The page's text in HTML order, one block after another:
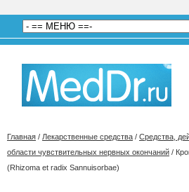
Главная / Лекарственные средства / Средства,
области чувствительных нервных окончаний /
(Rhizoma et radix Sannuisorbae)